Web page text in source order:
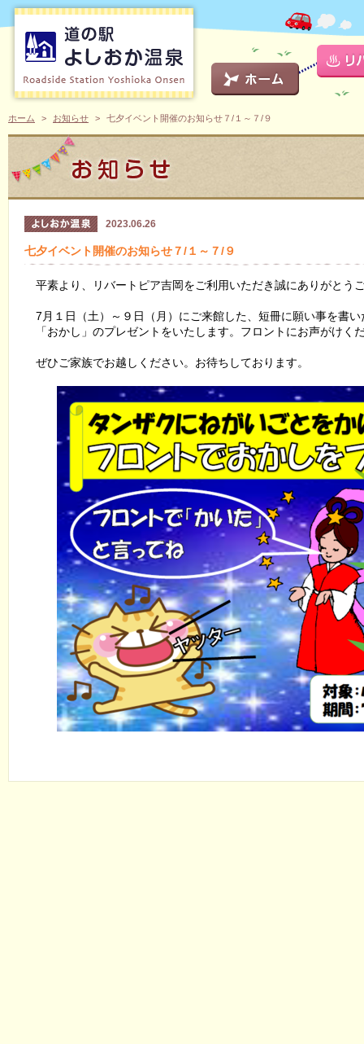
ホーム お知らせ 七夕イベント開催のお知らせ７/１～７/９
2023.06.26
七夕イベント開催のお知らせ７/１～７/９
平素より、リバートピア吉岡をご利用いただき誠にありがとう
7月１日（土）～９日（月）にご来館した、 短冊に願い事を書
「おかし」のプレゼントをいたします。フロントにお声がけく
ぜひご家族でお越しください。お待ちしております。